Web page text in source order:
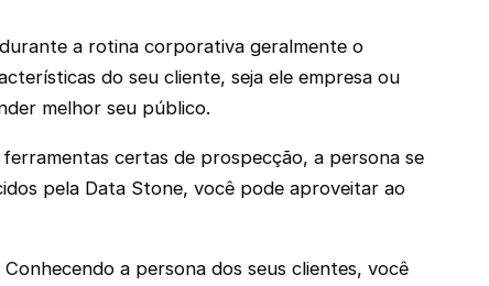
a rotina corporativa geralmente o
do seu cliente, seja ele empresa ou
melhor seu público.
certas de prospecção, a persona se
pela Data Stone, você pode aproveitar ao
a persona dos seus clientes, você